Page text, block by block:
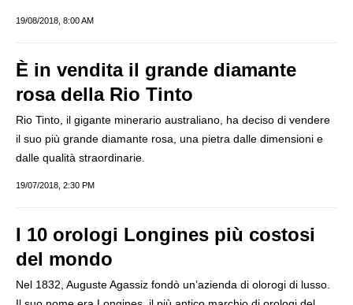
19/08/2018, 8:00 AM
È in vendita il grande diamante
rosa della Rio Tinto
Rio Tinto, il gigante minerario australiano, ha deciso di vendere
il suo più grande diamante rosa, una pietra dalle dimensioni e
dalle qualità straordinarie.
19/07/2018, 2:30 PM
I 10 orologi Longines più costosi
del mondo
Nel 1832, Auguste Agassiz fondò un’azienda di olorogi di lusso.